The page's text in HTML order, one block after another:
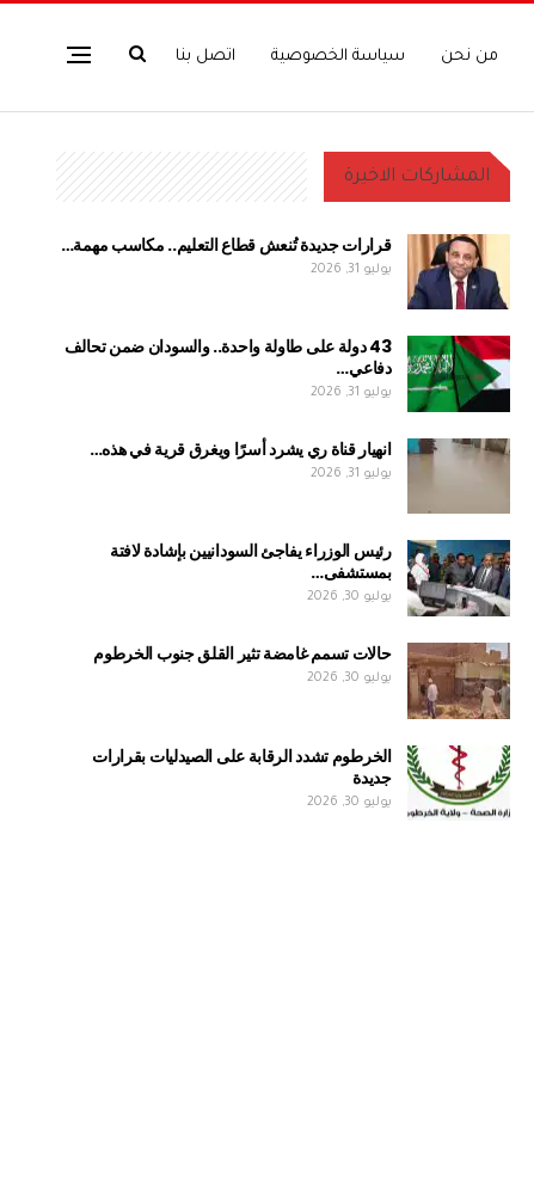
من نحن سياسة الخصوصية اتصل بنا
المشاركات الاخيرة
قرارات جديدة تُنعش قطاع التعليم.. مكاسب مهمة…
يوليو 31, 2026
43 دولة على طاولة واحدة.. والسودان ضمن تحالف
دفاعي…
يوليو 31, 2026
انهيار قناة ري يشرد أسرًا ويغرق قرية في هذه…
يوليو 31, 2026
رئيس الوزراء يفاجئ السودانيين بإشادة لافتة
بمستشفى…
يوليو 30, 2026
حالات تسمم غامضة تثير القلق جنوب الخرطوم
يوليو 30, 2026
الخرطوم تشدد الرقابة على الصيدليات بقرارات
جديدة
يوليو 30, 2026